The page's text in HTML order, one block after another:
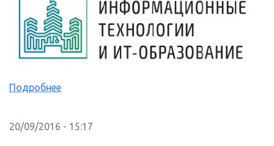
Подробнее
20/09/2016 - 15:17